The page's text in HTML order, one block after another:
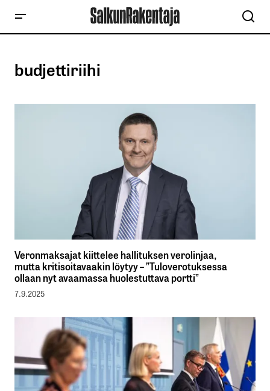
budjettiriihi
Veronmaksajat kiittelee hallituksen verolinjaa,
mutta kritisoitavaakin löytyy – ”Tuloverotuksessa
ollaan nyt avaamassa huolestuttava portti”
7.9.2025